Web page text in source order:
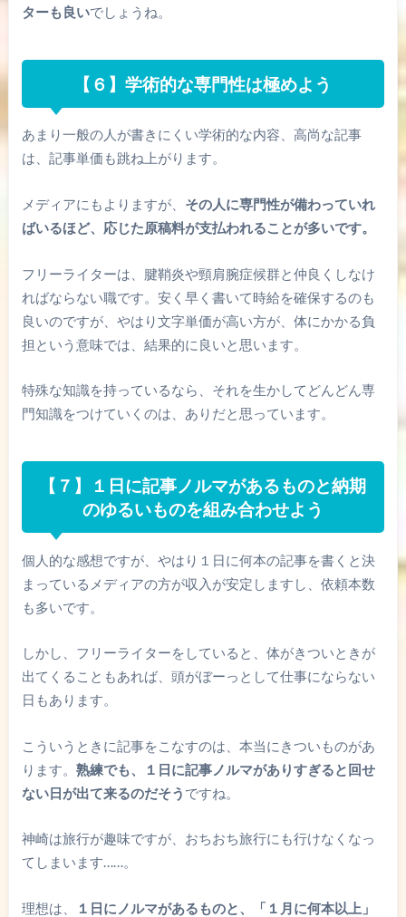
ターも良いでしょうね。
【６】学術的な専門性は極めよう
あまり一般の人が書きにくい学術的な内容、高尚な記事
は、記事単価も跳ね上がります。
メディアにもよりますが、 その人に専門性が備わっていれ
ばいるほど、応じた原稿料が支払われることが多いです。
フリーライターは、腱鞘炎や頸肩腕症候群と仲良くしなけ
ればならない職です。安く早く書いて時給を確保するのも
良いのですが、やはり文字単価が高い方が、体にかかる負
担という意味では、結果的に良いと思います。
特殊な知識を持っているなら、それを生かしてどんどん専
門知識をつけていくのは、ありだと思っています。
【７】１日に記事ノルマがあるものと納期
のゆるいものを組み合わせよう
個人的な感想ですが、やはり１日に何本の記事を書くと決
まっているメディアの方が収入が安定しますし、依頼本数
も多いです。
しかし、フリーライターをしていると、体がきついときが
出てくることもあれば、頭がぼーっとして仕事にならない
日もあります。
こういうときに記事をこなすのは、本当にきついものがあ
ります。 熟練でも、１日に記事ノルマがありすぎると回せ
ない日が出て来るのだそう ですね。
神崎は旅行が趣味ですが、おちおち旅行にも行けなくなっ
てしまいます……。
理想は、
１日にノルマがあるものと、「１月に何本以上」